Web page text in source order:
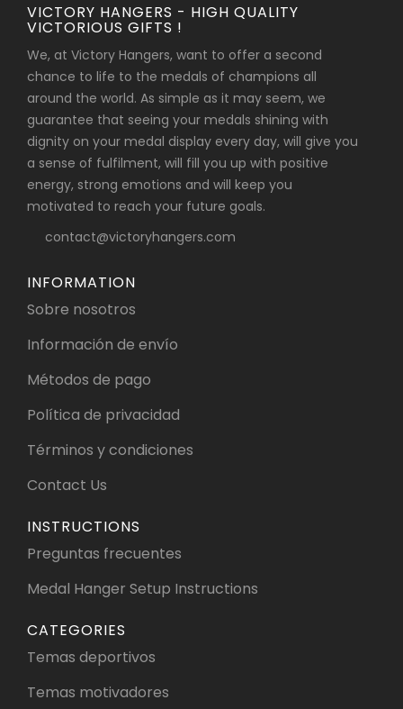
VICTORY HANGERS - HIGH QUALITY
VICTORIOUS GIFTS !
We, at Victory Hangers, want to offer a second
chance to life to the medals of champions all
around the world. As simple as it may seem, we
guarantee that seeing your medals shining with
dignity on your medal display every day, will give you
a sense of fulfilment, will fill you up with positive
energy, strong emotions and will keep you
motivated to reach your future goals.
contact@victoryhangers.com
INFORMATION
Sobre nosotros
Información de envío
Métodos de pago
Política de privacidad
Términos y condiciones
Contact Us
INSTRUCTIONS
Preguntas frecuentes
Medal Hanger Setup Instructions
CATEGORIES
Temas deportivos
Temas motivadores